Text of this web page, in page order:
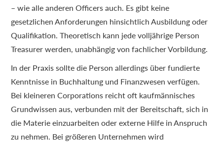
– wie alle anderen Officers auch. Es gibt keine
gesetzlichen Anforderungen hinsichtlich Ausbildung oder
Qualifikation. Theoretisch kann jede volljährige Person
Treasurer werden, unabhängig von fachlicher Vorbildung.
In der Praxis sollte die Person allerdings über fundierte
Kenntnisse in Buchhaltung und Finanzwesen verfügen.
Bei kleineren Corporations reicht oft kaufmännisches
Grundwissen aus, verbunden mit der Bereitschaft, sich in
die Materie einzuarbeiten oder externe Hilfe in Anspruch
zu nehmen. Bei größeren Unternehmen wird